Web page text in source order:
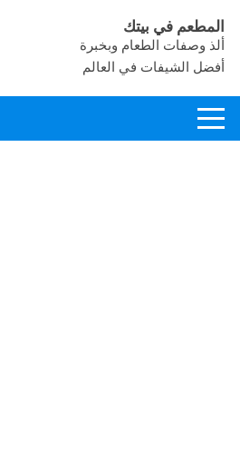
إلى
المحتوى
المطعم في بيتك
ألذ وصفات الطعام وبخبرة
أفضل الشيفات في العالم